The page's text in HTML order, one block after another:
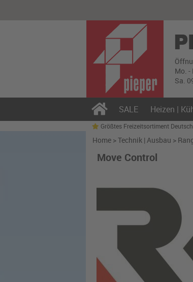
Mo. -
Sa.
SALE Heizen |
Größtes Freizeitsortiment
Home >Technik | Ausbau >
Move Control